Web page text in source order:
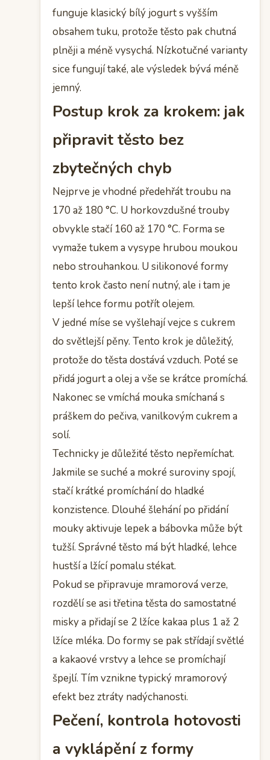
funguje klasický bílý jogurt s vyšším
obsahem tuku, protože těsto pak chutná
plněji a méně vysychá. Nízkotučné varianty
sice fungují také, ale výsledek bývá méně
jemný.
Postup krok za krokem: jak
připravit těsto bez
zbytečných chyb
Nejprve je vhodné předehřát troubu na
170 až 180 °C. U horkovzdušné trouby
obvykle stačí 160 až 170 °C. Forma se
vymaže tukem a vysype hrubou moukou
nebo strouhankou. U silikonové formy
tento krok často není nutný, ale i tam je
lepší lehce formu potřít olejem.
V jedné míse se vyšlehají vejce s cukrem
do světlejší pěny. Tento krok je důležitý,
protože do těsta dostává vzduch. Poté se
přidá jogurt a olej a vše se krátce promíchá.
Nakonec se vmíchá mouka smíchaná s
práškem do pečiva, vanilkovým cukrem a
solí.
Technicky je důležité těsto nepřemíchat.
Jakmile se suché a mokré suroviny spojí,
stačí krátké promíchání do hladké
konzistence. Dlouhé šlehání po přidání
mouky aktivuje lepek a bábovka může být
tužší. Správné těsto má být hladké, lehce
hustší a lžící pomalu stékat.
Pokud se připravuje mramorová verze,
rozdělí se asi třetina těsta do samostatné
misky a přidají se 2 lžíce kakaa plus 1 až 2
lžíce mléka. Do formy se pak střídají světlé
a kakaové vrstvy a lehce se promíchají
špejlí. Tím vznikne typický mramorový
efekt bez ztráty nadýchanosti.
Pečení, kontrola hotovosti
a vyklápění z formy